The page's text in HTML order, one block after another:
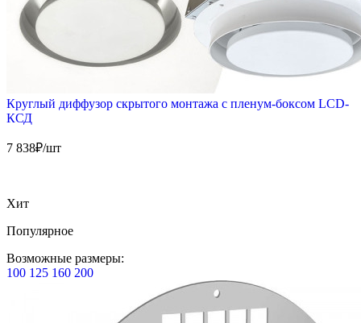
Круглый диффузор скрытого монтажа с пленум-боксом LCD-
КСД
7 838₽/шт
Хит
Популярное
Возможные размеры:
100 125 160 200